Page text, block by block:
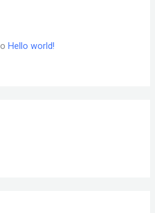
oHello world!